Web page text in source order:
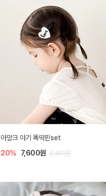
아망크 아기 똑딱핀set
20% 7,600원 9,400원